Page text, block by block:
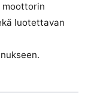
moottorin
luotettavan